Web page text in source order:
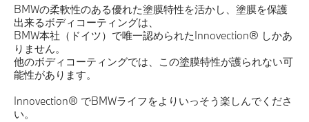
BMWの柔軟性のある優れた塗膜特性を活かし、塗膜を保護
出来るボディコーティングは、
BMW本社（ドイツ）で唯一認められたInnovection® しかあ
りません。
他のボディコーティングでは、この塗膜特性が護られない可
能性があります。
Innovection® でBMWライフをよりいっそう楽しんでくださ
い。